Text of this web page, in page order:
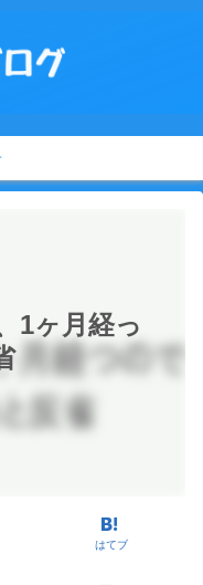
1ヶ月経っ
はてブ